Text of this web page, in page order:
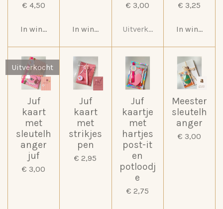
€ 4,50
In winkelwagenIn winkelwagen
€ 3,00
Uitverkocht
€ 3,25
In
Uitverkocht
Juf
kaart
met
sleutelh
anger
juf
€ 3,00
Juf
kaart
met
strikjes
pen
€ 2,95
Juf
kaartje
met
hartjes
post-it
en
potloodj
e
€ 2,75
Meester
sleutelh
anger
€ 3,00